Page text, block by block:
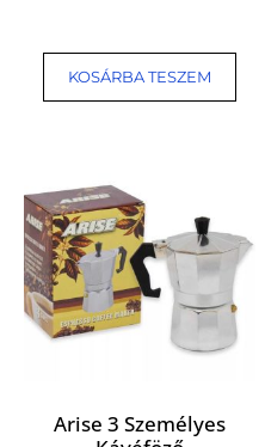
KOSÁRBA TESZEM
Arise 3 Személyes